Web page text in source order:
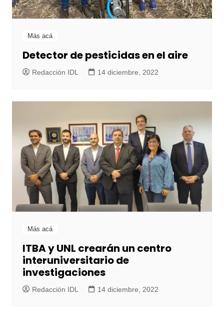
Más acá
Detector de pesticidas en el aire
Redacción IDL 14 diciembre, 2022
Más acá
ITBA y UNL crearán un centro
interuniversitario de
investigaciones
Redacción IDL 14 diciembre, 2022